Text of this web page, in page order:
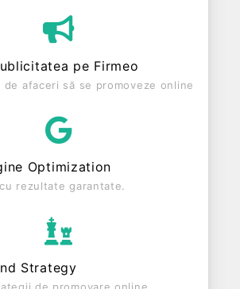
pe Firmeo
de afaceri să se promoveze online
Optimization
rezultate garantate.
Strategy